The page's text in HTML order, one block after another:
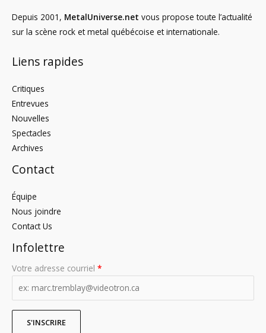
Depuis 2001, MetalUniverse.net vous propose toute l’actualité
sur la scène rock et metal québécoise et internationale.
Liens rapides
Critiques
Entrevues
Nouvelles
Spectacles
Archives
Contact
Équipe
Nous joindre
Contact Us
Infolettre
Votre adresse courriel *